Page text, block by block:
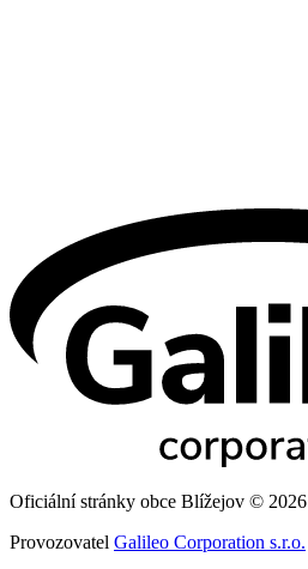
Oficiální stránky obce Blížejov © 2026
Provozovatel Galileo Corporation s.r.o.